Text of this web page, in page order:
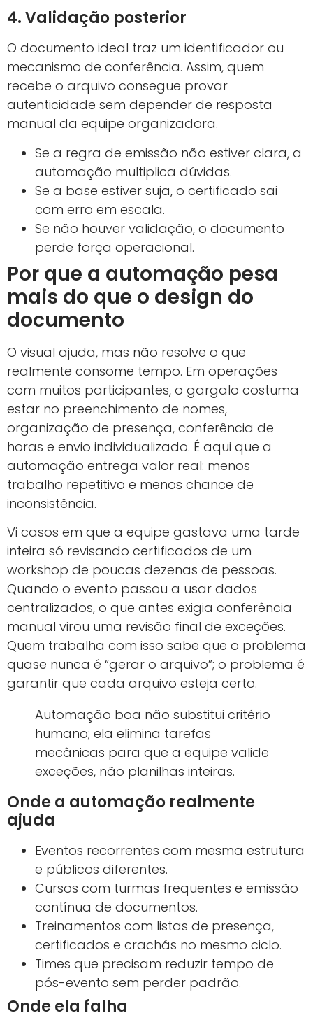
4. Validação posterior
O documento ideal traz um identificador ou
mecanismo de conferência. Assim, quem
recebe o arquivo consegue provar
autenticidade sem depender de resposta
manual da equipe organizadora.
Se a regra de emissão não estiver clara, a
automação multiplica dúvidas.
Se a base estiver suja, o certificado sai
com erro em escala.
Se não houver validação, o documento
perde força operacional.
Por que a automação pesa
mais do que o design do
documento
O visual ajuda, mas não resolve o que
realmente consome tempo. Em operações
com muitos participantes, o gargalo costuma
estar no preenchimento de nomes,
organização de presença, conferência de
horas e envio individualizado. É aqui que a
automação entrega valor real: menos
trabalho repetitivo e menos chance de
inconsistência.
Vi casos em que a equipe gastava uma tarde
inteira só revisando certificados de um
workshop de poucas dezenas de pessoas.
Quando o evento passou a usar dados
centralizados, o que antes exigia conferência
manual virou uma revisão final de exceções.
Quem trabalha com isso sabe que o problema
quase nunca é “gerar o arquivo”; o problema é
garantir que cada arquivo esteja certo.
Automação boa não substitui critério
humano; ela elimina tarefas
mecânicas para que a equipe valide
exceções, não planilhas inteiras.
Onde a automação realmente
ajuda
Eventos recorrentes com mesma estrutura
e públicos diferentes.
Cursos com turmas frequentes e emissão
contínua de documentos.
Treinamentos com listas de presença,
certificados e crachás no mesmo ciclo.
Times que precisam reduzir tempo de
pós-evento sem perder padrão.
Onde ela falha